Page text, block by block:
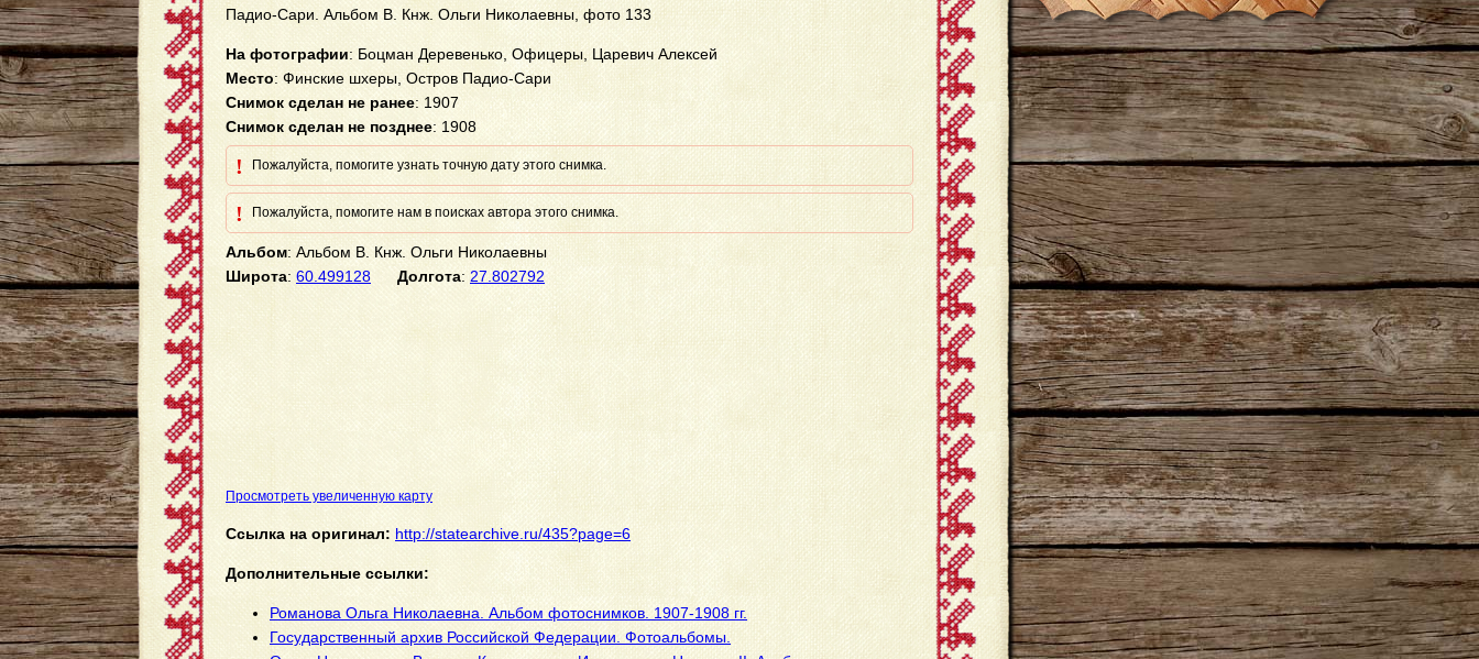
Падио-Сари. Альбом В. Кнж. Ольги Николаевны, фото 133
На фотографии: Боцман Деревенько, Офицеры, Царевич Алексей
Место: Финские шхеры, Остров Падио-Сари
Снимок сделан не ранее: 1907
Снимок сделан не позднее: 1908
! Пожалуйста, помогите узнать точную дату этого снимка.
! Пожалуйста, помогите нам в поисках автора этого снимка.
Альбом: Альбом В. Кнж. Ольги Николаевны
Широта: 60.499128 Долгота: 27.802792
Просмотреть увеличенную карту
Ссылка на оригинал: http://statearchive.ru/435?page=6
Дополнительные ссылки:
Романова Ольга Николаевна. Альбом фотоснимков. 1907-1908 гг.
Государственный архив Российской Федерации. Фотоальбомы.